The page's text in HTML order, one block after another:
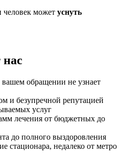
человек может уснуть
обращении не узнает
и безупречной репутацией
услуг
лечения от бюджетных до
до полного выздоровления
стационара, недалеко от метро